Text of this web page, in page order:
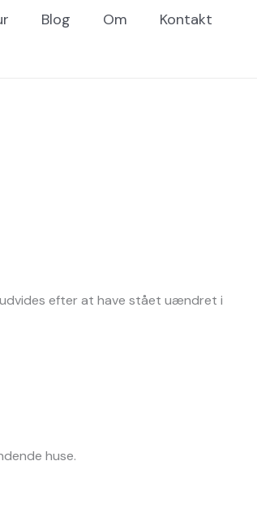
Blog Om Kontakt
efter at have stået uændret i
huse.